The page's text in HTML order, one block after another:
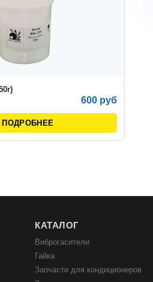
600 руб
ПОДРОБНЕЕ
КАТАЛОГ
Виброгасители
Гайка
Запчасти для кондиционеров